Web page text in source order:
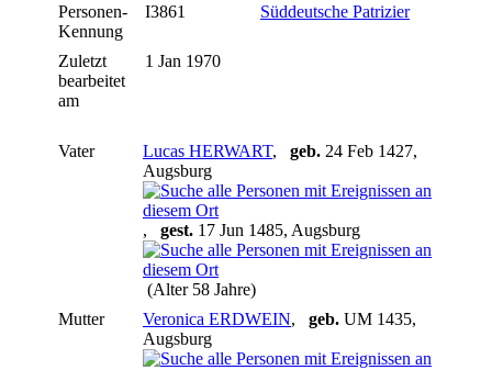
Personen-
Kennung
I3861 Süddeutsche Patrizier
Zuletzt
bearbeitet
am
1 Jan 1970
Vater Lucas HERWART, geb. 24 Feb 1427,
Augsburg
, gest. 17 Jun 1485, Augsburg
(Alter 58 Jahre)
Mutter
Veronica ERDWEIN, geb. UM 1435,
Augsburg